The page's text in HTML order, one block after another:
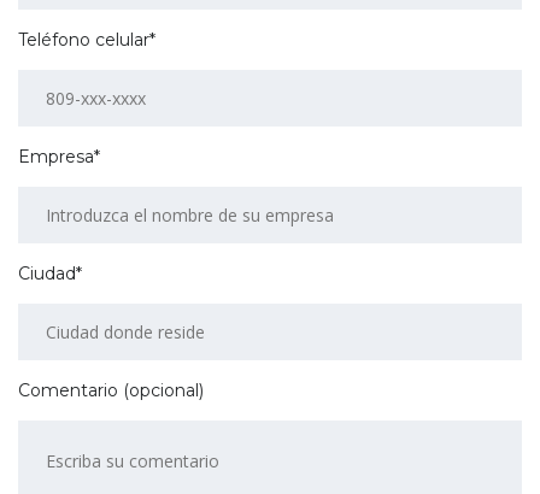
Teléfono celular*
Empresa*
Ciudad*
Comentario (opcional)